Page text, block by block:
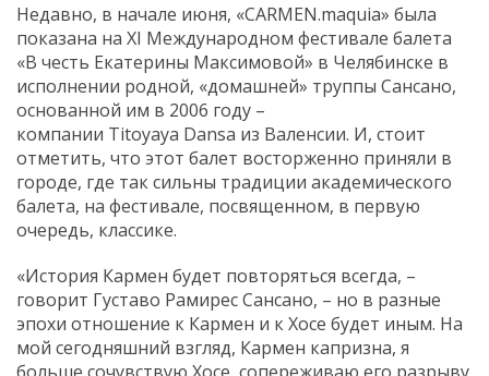
Недавно, в начале июня, «CARMEN.maquia» была
показана на XI Международном фестивале балета
«В честь Екатерины Максимовой» в Челябинске в
исполнении родной, «домашней» труппы Сансано,
основанной им в 2006 году –
компании Titoyaya Dansa из Валенсии. И, стоит
отметить, что этот балет восторженно приняли в
городе, где так сильны традиции академического
балета, на фестивале, посвященном, в первую
очередь, классике.
«История Кармен будет повторяться всегда, –
говорит Густаво Рамирес Сансано, – но в разные
эпохи отношение к Кармен и к Хосе будет иным. На
мой сегодняшний взгляд, Кармен капризна, я
больше сочувствую Хосе, сопереживаю его разрыву